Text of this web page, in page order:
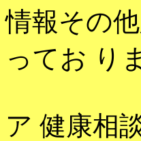
情報その
ってお り
ア 健康相